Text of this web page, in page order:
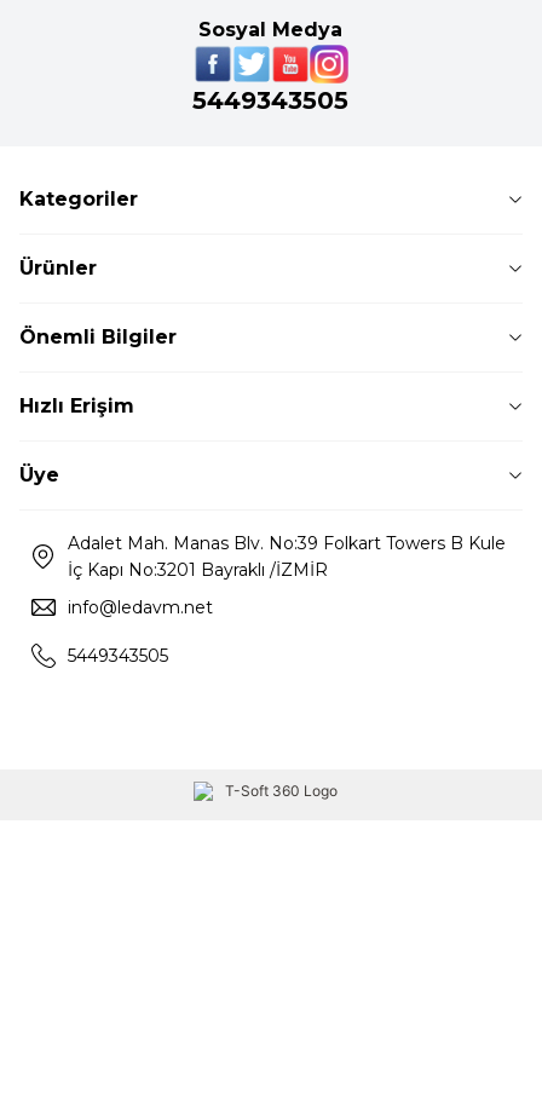
Sosyal Medya
5449343505
Kategoriler
Ürünler
Önemli Bilgiler
Hızlı Erişim
Üye
Adalet Mah. Manas Blv. No:39 Folkart Towers B Kule
İç Kapı No:3201 Bayraklı /İZMİR
info@ledavm.net
5449343505